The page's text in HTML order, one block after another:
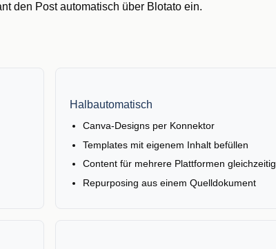
den Post automatisch über Blotato ein.
Halbautomatisch
Canva-Designs per Konnektor
Templates mit eigenem Inhalt befüllen
Content für mehrere Plattformen gleichzeitig
Repurposing aus einem Quelldokument